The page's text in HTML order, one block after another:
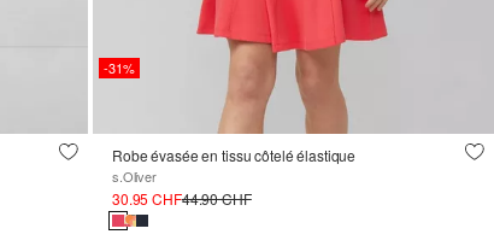
-31%
Robe évasée en tissu côtelé élastique
s.Oliver
30.95 CHF44.90 CHF